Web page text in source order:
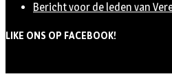
Bericht voor de leden van
LIKE ONS OP FACEBOOK!